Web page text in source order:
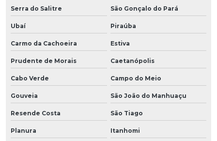
Serra do Salitre São Gonçalo do Pará
Ubaí Piraúba
Carmo da Cachoeira Estiva
Prudente de Morais Caetanópolis
Cabo Verde Campo do Meio
Gouveia São João do Manhuaçu
Resende Costa São Tiago
Planura Itanhomi